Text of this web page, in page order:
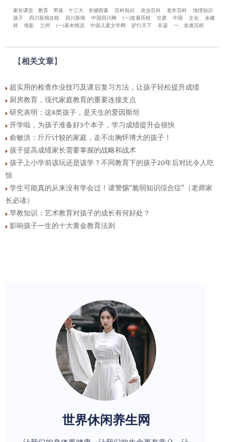
家长课堂 教育 男孩 十三大 关键因素 百科知识 农业百科 老年百科
地理知识
孩子
四川新闻在线 四川新闻 中国四川网 (一)发展历程 甘肃 中国 文化
余建
祥
电影 兰州 (一)基本情况 中国儿童文学网 驴行天下 非遗 一、发展历程
【相关文章】
超实用的检查作业技巧及课后复习方法，让孩子轻松提升成绩
厨房教育，现代家庭教育的重要连接支点
研究表明：这8类孩子，是天生的爱因斯坦
开学啦，为孩子准备好3个本子，学习成绩提升会很快
俞敏洪：斤斤计较的家庭，走不出胸怀博大的孩子！
孩子提高成绩家长需要掌握的战略和战术
孩子上小学前该玩还是该学？不同教育下的孩子20年后对比令人吃
惊
学生可能真的从来没有学会过！请警惕“脆弱知识综合症”（老师家
长必读）
早教知识：艺术教育对孩子的成长有何好处？
影响孩子一生的十大黄金教育法则
世界休闲养生网